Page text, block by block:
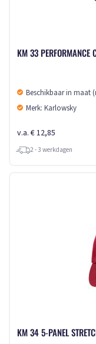
KM 33 PERFORMANCE
Beschikbaar in maat
Merk: Karlowsky
v.a. € 12,85
2 - 3 werkdagen
KM 34 5-PANEL